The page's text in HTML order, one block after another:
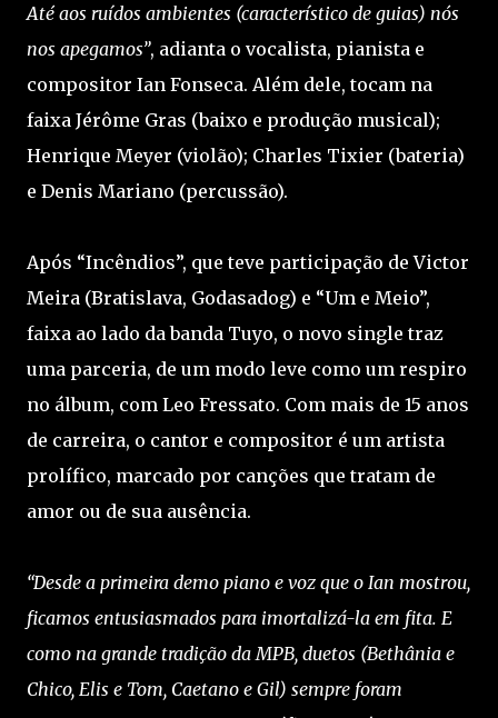
Até aos ruídos ambientes (característico de guias) nós
nos apegamos”, adianta o vocalista, pianista e
compositor Ian Fonseca. Além dele, tocam na
faixa Jérôme Gras (baixo e produção musical);
Henrique Meyer (violão); Charles Tixier (bateria)
e Denis Mariano (percussão).
Após “Incêndios”, que teve participação de Victor
Meira (Bratislava, Godasadog) e “Um e Meio”,
faixa ao lado da banda Tuyo, o novo single traz
uma parceria, de um modo leve como um respiro
no álbum, com Leo Fressato. Com mais de 15 anos
de carreira, o cantor e compositor é um artista
prolífico, marcado por canções que tratam de
amor ou de sua ausência.
“Desde a primeira demo piano e voz que o Ian mostrou,
ficamos entusiasmados para imortalizá-la em fita. E
como na grande tradição da MPB, duetos (Bethânia e
Chico, Elis e Tom, Caetano e Gil) sempre foram